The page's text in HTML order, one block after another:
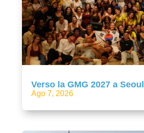
Verso la GMG 2027 a Seoul
Ago 7, 2026